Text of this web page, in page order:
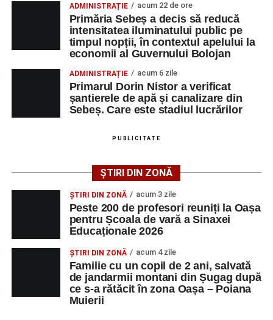
iluminatului public pe timpul nopții, în contextul
apelului la economii al Guvernului Bolojan
Duminică, 23 august 2026, Râpa Roșie găzduiește
cea de-a III-a ediție a concursului „CicloAventurier
de Sebeș”
Primul concert din cadrul String Symphonic Camp
2026 a adus emoție și aplauze la Sebeș
au venit la Sebeș și au susținut un recital apreciat de
tinerilor muzicieni și munca depusă în cadrul taberei, iar
spectatorii au răsplătit prestațiile cu aplauze îndelungate.
ADMINISTRAȚIE acum 22 de ore
Primăria Sebeș a decis să reducă
intensitatea iluminatului public pe
timpul nopții, în contextul apelului la
economii al Guvernului Bolojan
ADMINISTRAȚIE acum 6 zile
Primarul Dorin Nistor a verificat
șantierele de apă și canalizare din
Sebeș. Care este stadiul lucrărilor
PUBLICITATE
ȘTIRI DIN ZONĂ
ȘTIRI DIN ZONĂ acum 3 zile
Peste 200 de profesori reuniți la Oașa
pentru Școala de vară a Sinaxei
Educaționale 2026
ȘTIRI DIN ZONĂ acum 4 zile
Familie cu un copil de 2 ani, salvată
de jandarmii montani din Șugag după
ce s-a rătăcit în zona Oașa – Poiana
Muierii